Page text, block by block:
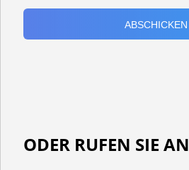
ODER RUFEN SIE AN